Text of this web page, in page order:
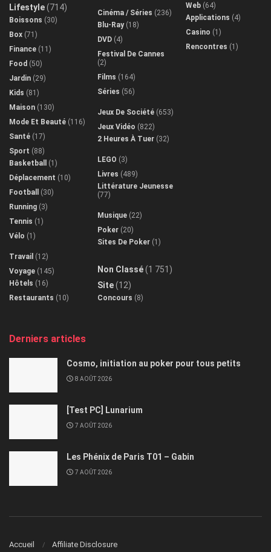
Lifestyle(714)
Boissons (30)
Box (71)
Finance (11)
Food (50)
Jardin (29)
Kids (81)
Maison (130)
Mode Et Beauté (116)
Santé (17)
Sport (88)
Basketball
(1)
Déplacement (10)
Football
(30)
Running (3)
Tennis (1)
Vélo (1)
Travail (12)
Voyage (145)
Hôtels (16)
Restaurants (10)
Cinéma / Séries (236)
Blu-Ray(18)
DVD (4)
Festival De Cannes
(2)
Films (164)
Séries (56)
Jeux De Société (653)
Jeux Vidéo (822)
2 Heures À Tuer (32)
LEGO (3)
Livres (489)
Littérature Jeunesse
(77)
Musique (22)
Poker (20)
Sites De Poker (1)
Non Classé(1 751)
Site(12)
Concours (8)
Web (64)
Applications (4)
Casino (1)
Rencontres (1)
Derniers articles
Cosmo, initiation au poker pour tous petits
8 AOÛT 2026
[Test PC] Lunarium
7 AOÛT 2026
Les Phénix de Paris T01 – Gabin
7 AOÛT 2026
Accueil Affiliate Disclosure